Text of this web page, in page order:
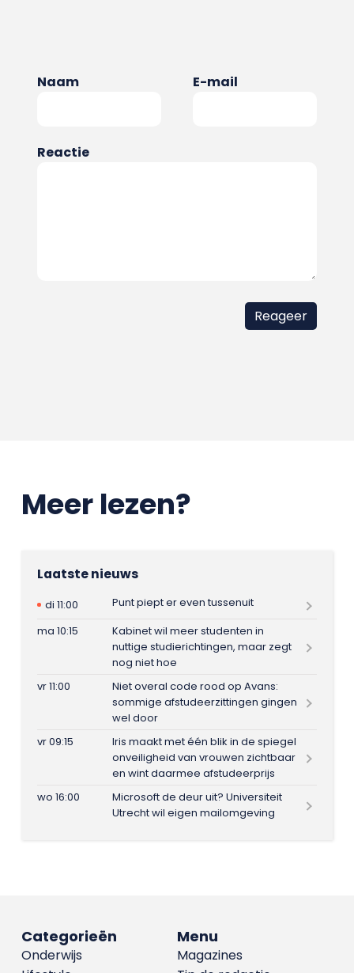
Naam E-mail
Reactie
Meer lezen?
Laatste nieuws
di 11:00
Punt piept er even tussenuit
ma 10:15
Kabinet wil meer studenten in
nuttige studierichtingen, maar zegt
nog niet hoe
vr 11:00
Niet overal code rood op Avans:
sommige afstudeerzittingen gingen
wel door
vr 09:15
Iris maakt met één blik in de spiegel
onveiligheid van vrouwen zichtbaar
en wint daarmee afstudeerprijs
wo 16:00
Microsoft de deur uit? Universiteit
Utrecht wil eigen mailomgeving
Menu
Magazines
Categorieën
Onderwijs